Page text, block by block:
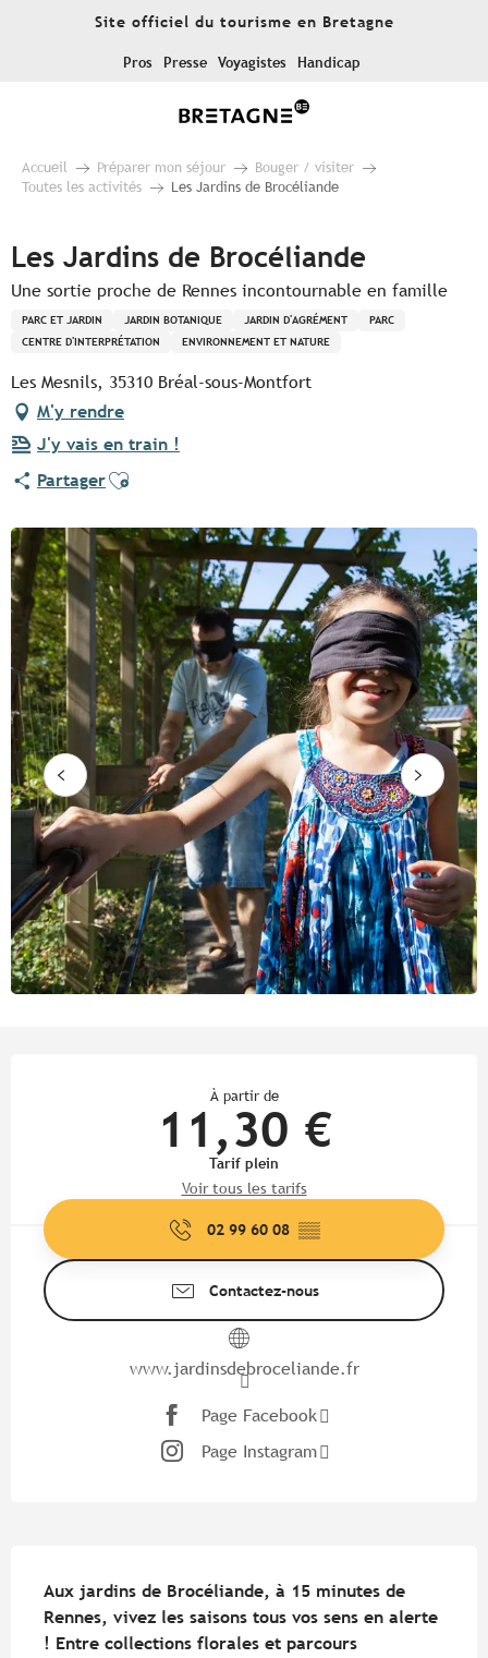
Site officiel du tourisme en Bretagne
Pros Presse Voyagistes Handicap
Accueil Préparer mon séjour
Bouger / visiter
Toutes les activités
Les Jardins de Brocéliande
Les Jardins de Brocéliande
Une sortie proche de Rennes incontournable en famille
PARC ET JARDIN JARDIN BOTANIQUE JARDIN D'AGRÉMENT
PARC
CENTRE D'INTERPRÉTATION
ENVIRONNEMENT ET NATURE
Les Mesnils, 35310 Bréal-sous-Montfort
M'y rendre
J'y vais en train !
PartagerAjouter aux favoris
À partir de
11,30 €
Tarif plein
Voir tous les tarifs
02 99 60 08 ▒▒
Contactez-nous
www.jardinsdebroceliande.fr
Page Facebook
Page Instagram
Aux jardins de Brocéliande, à 15 minutes de
Rennes, vivez les saisons tous vos sens en alerte
! Entre collections florales et parcours